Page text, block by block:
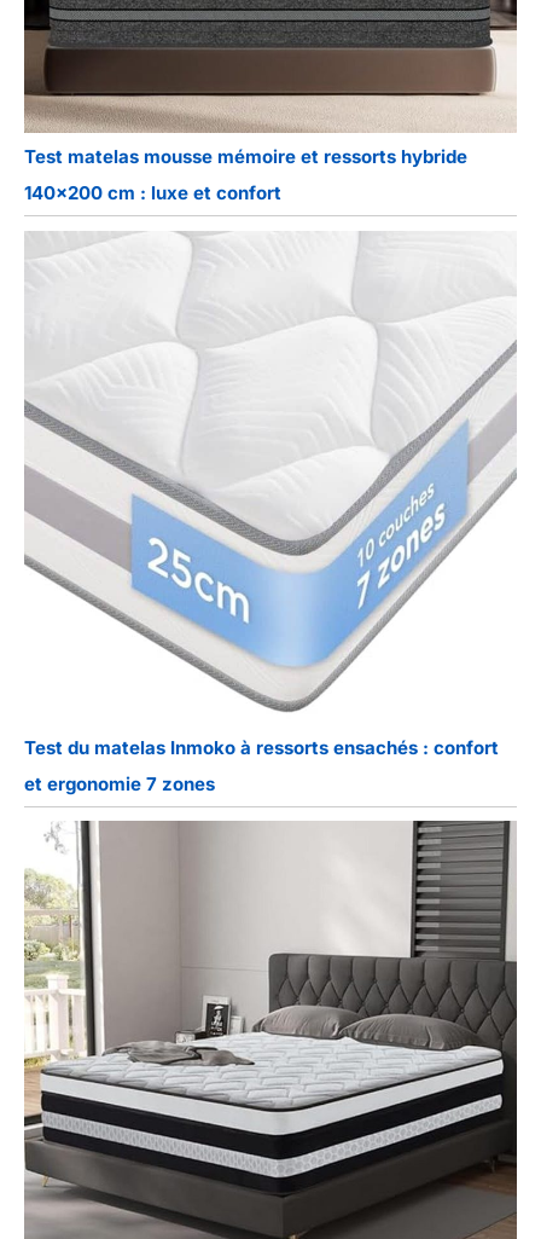
Test matelas mousse mémoire et ressorts hybride
140×200 cm : luxe et confort
Test du matelas Inmoko à ressorts ensachés : confort
et ergonomie 7 zones